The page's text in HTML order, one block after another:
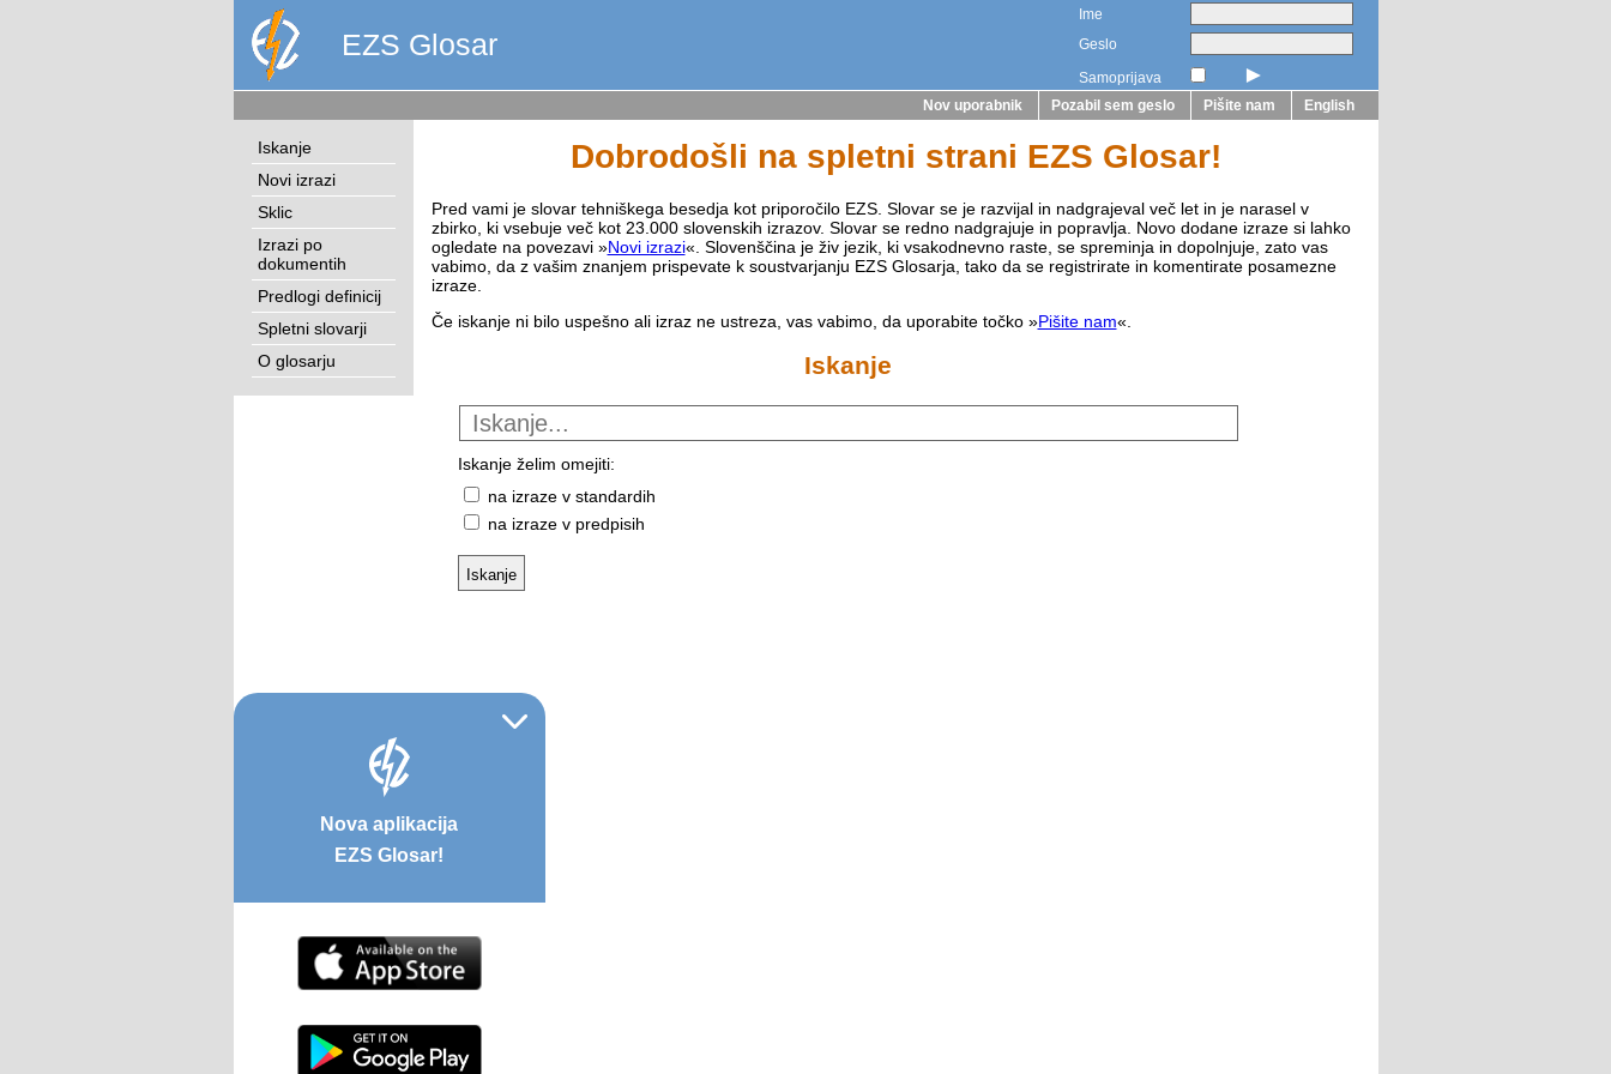
Ime
Geslo
Samoprijava
►
EZS Glosar
Nov uporabnik Pozabil sem geslo Pišite nam English
Iskanje
Novi izrazi
Sklic
Izrazi po
dokumentih
Predlogi definicij
Spletni slovarji
O glosarju
Dobrodošli na spletni strani EZS Glosar!
Pred vami je slovar tehniškega besedja kot priporočilo EZS. Slovar se je razvijal in nadgrajeval več let in je narasel v
zbirko, ki vsebuje več kot 23.000 slovenskih izrazov. Slovar se redno nadgrajuje in popravlja. Novo dodane izraze si lahko
ogledate na povezavi »Novi izrazi«. Slovenščina je živ jezik, ki vsakodnevno raste, se spreminja in dopolnjuje, zato vas
vabimo, da z vašim znanjem prispevate k soustvarjanju EZS Glosarja, tako da se registrirate in komentirate posamezne
izraze.
Če iskanje ni bilo uspešno ali izraz ne ustreza, vas vabimo, da uporabite točko »Pišite nam«.
Iskanje
Iskanje želim omejiti:
na izraze v standardih
na izraze v predpisih
Nova aplikacija
EZS Glosar!